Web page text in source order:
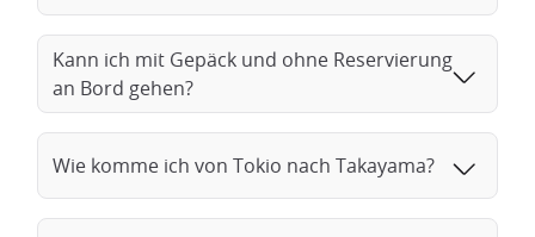
Kann ich mit Gepäck und ohne Reservierung
an Bord gehen?
Wie komme ich von Tokio nach Takayama?